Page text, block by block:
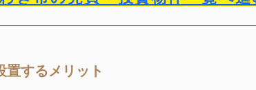
置するメリット